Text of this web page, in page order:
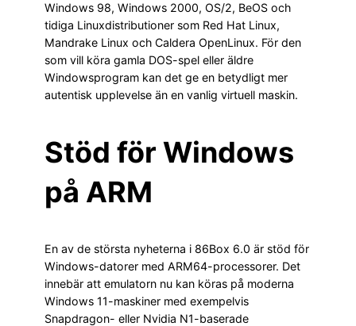
Windows 98, Windows 2000, OS/2, BeOS och
tidiga Linuxdistributioner som Red Hat Linux,
Mandrake Linux och Caldera OpenLinux. För den
som vill köra gamla DOS-spel eller äldre
Windowsprogram kan det ge en betydligt mer
autentisk upplevelse än en vanlig virtuell maskin.
Stöd för Windows
på ARM
En av de största nyheterna i 86Box 6.0 är stöd för
Windows-datorer med ARM64-processorer. Det
innebär att emulatorn nu kan köras på moderna
Windows 11-maskiner med exempelvis
Snapdragon- eller Nvidia N1-baserade